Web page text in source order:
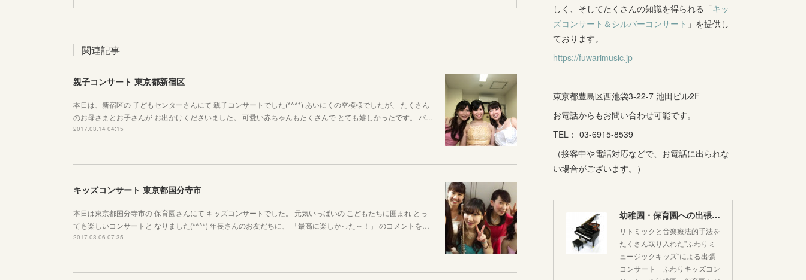
関連記事
親子コンサート 東京都新宿区
本日は、新宿区の 子どもセンターさんにて 親子コンサートでした(*^^*) あいにくの空模様でしたが、 たくさん
のお母さまとお子さんが お出かけくださいました。 可愛い赤ちゃんもたくさんで とても嬉しかったです。 バ…
2017.03.14 04:15
キッズコンサート 東京都国分寺市
本日は東京都国分寺市の 保育園さんにて キッズコンサートでした。 元気いっぱいの こどもたちに囲まれ とっ
ても楽しいコンサートと なりました(*^^*) 年長さんのお友だちに、 「最高に楽しかった～！」 のコメントを…
2017.03.06 07:35
(10
(2 )
(3)
(3 )
しく、そしてたくさんの知識を得られる「キッ
ズコンサート＆シルバーコンサート 」を提供し
ております。
https://fuwarimusic.jp
東京都豊島区西池袋3-22-7 池田ビル2F
お電話からもお問い合わせ可能です。
TEL： 03-6915-8539
（接客中や電話対応などで、お電話に出られな
い場合がございます。）
幼稚園・保育園への出張コンサートはいかがですか♪
リトミックと音楽療法的手法を
たくさん取り入れた"ふわりミ
ュージックキッズ"による出張
コンサート「ふわりキッズコン